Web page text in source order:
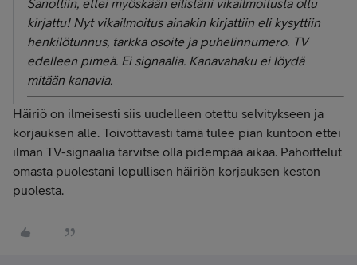
Sanottiin, ettei myöskään eilistäni vikailmoitusta oltu
kirjattu! Nyt vikailmoitus ainakin kirjattiin eli kysyttiin
henkilötunnus, tarkka osoite ja puhelinnumero. TV
edelleen pimeä. Ei signaalia. Kanavahaku ei löydä
mitään kanavia.
Häiriö on ilmeisesti siis uudelleen otettu selvitykseen ja
korjauksen alle. Toivottavasti tämä tulee pian kuntoon ettei
ilman TV-signaalia tarvitse olla pidempää aikaa. Pahoittelut
omasta puolestani lopullisen häiriön korjauksen keston
puolesta.